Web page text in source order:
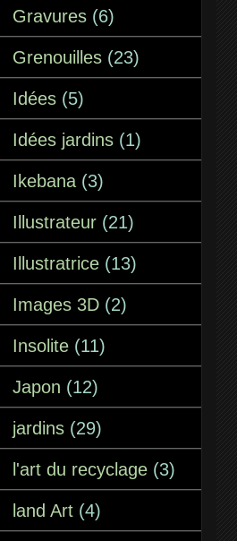
Gravures (6)
Grenouilles (23)
Idées (5)
Idées jardins (1)
Ikebana (3)
Illustrateur (21)
Illustratrice (13)
Images 3D (2)
Insolite (11)
Japon (12)
jardins (29)
l'art du recyclage (3)
land Art (4)